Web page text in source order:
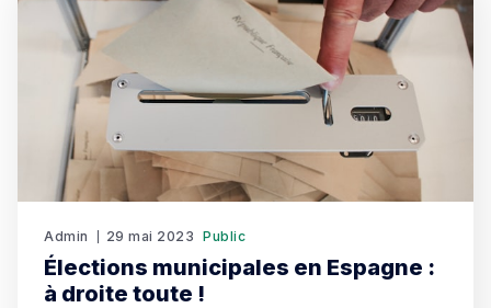
Admin 29 mai 2023 Public
Élections municipales en Espagne :
à droite toute !